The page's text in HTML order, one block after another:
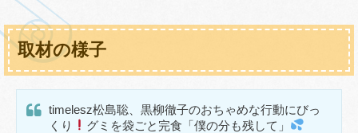
取材の様子
timelesz松島聡、黒柳徹子のおちゃめな行動にびっ
くり
グミを袋ごと完食「僕の分も残して」